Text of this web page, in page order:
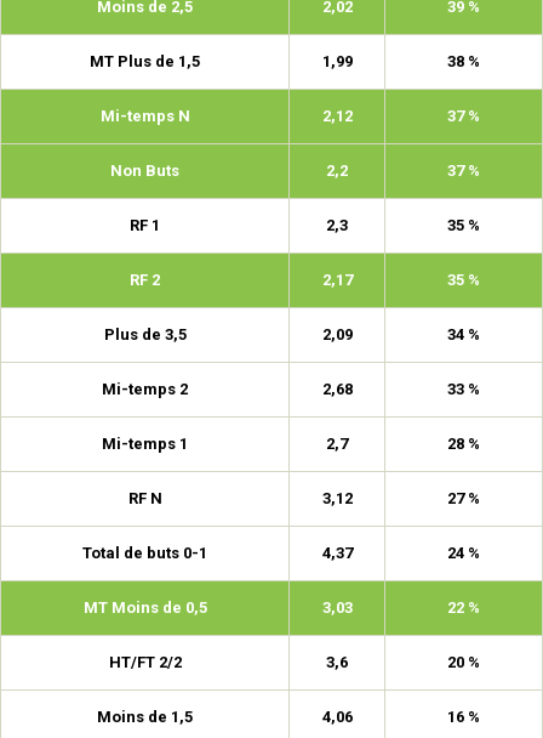
Moins de 2,5 2,02 39 %
MT Plus de 1,5 1,99 38 %
Mi-temps N 2,12 37 %
Non Buts 2,2 37 %
RF 1 2,3 35 %
RF 2 2,17 35 %
Plus de 3,5 2,09 34 %
Mi-temps 2 2,68 33 %
Mi-temps 1 2,7 28 %
RF N 3,12 27 %
Total de buts 0-1 4,37 24 %
MT Moins de 0,5 3,03 22 %
HT/FT 2/2 3,6 20 %
Moins de 1,5 4,06 16 %